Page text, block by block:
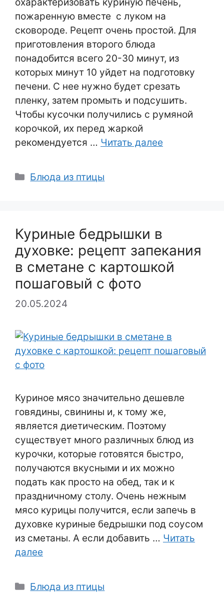
пожаренную вместе с луком на
сковороде. Рецепт очень простой. Для
приготовления второго блюда
понадобится всего 20-30 минут, из
которых минут 10 уйдет на подготовку
печени. С нее нужно будет срезать
пленку, затем промыть и подсушить.
Чтобы кусочки получились с румяной
корочкой, их перед жаркой
рекомендуется … Читать далее
Рубрики
Блюда из птицы
Куриные бедрышки в
духовке: рецепт запекания
в сметане с картошкой
пошаговый с фото
20.05.2024
Куриное мясо значительно дешевле
говядины, свинины и, к тому же,
является диетическим. Поэтому
существует много различных блюд из
курочки, которые готовятся быстро,
получаются вкусными и их можно
подать как просто на обед, так и к
праздничному столу. Очень нежным
мясо курицы получится, если запечь в
духовке куриные бедрышки под соусом
из сметаны. А если добавить … Читать
далее
Рубрики
Блюда из птицы